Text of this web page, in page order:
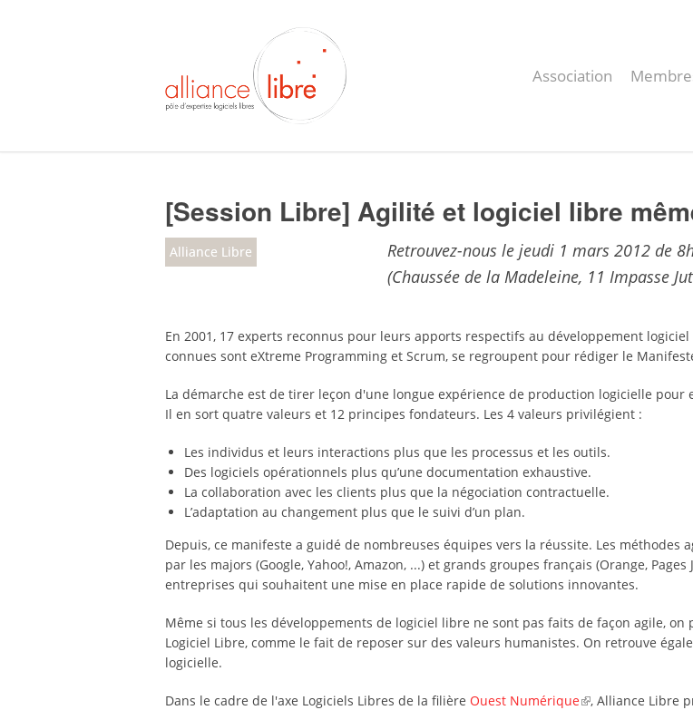
Association
[Session Libre] Agilité et logiciel libre
Alliance Libre
Retrouvez-nous le jeudi 1 mars 2012 de
(Chaussée de la Madeleine, 11 Impasse
En 2001, 17 experts reconnus pour leurs apports respectifs au développement
connues sont eXtreme Programming et Scrum, se regroupent pour rédiger le
La démarche est de tirer leçon d'une longue expérience de production logicielle
Il en sort quatre valeurs et 12 principes fondateurs. Les 4 valeurs privilégient :
Les individus et leurs interactions plus que les processus et les outils.
Des logiciels opérationnels plus qu’une documentation exhaustive.
La collaboration avec les clients plus que la négociation contractuelle.
L’adaptation au changement plus que le suivi d’un plan.
Depuis, ce manifeste a guidé de nombreuses équipes vers la réussite. Les
par les majors (Google, Yahoo!, Amazon, ...) et grands groupes français (Orange,
entreprises qui souhaitent une mise en place rapide de solutions innovantes.
Même si tous les développements de logiciel libre ne sont pas faits de façon agile,
Logiciel Libre, comme le fait de reposer sur des valeurs humanistes. On retrouve
logicielle.
Dans le cadre de l'axe Logiciels Libres de la filière Ouest Numérique
, Alliance Libre